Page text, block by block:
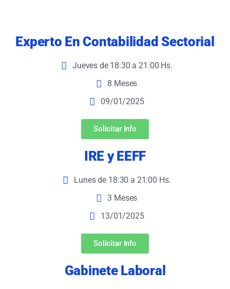
Experto En Contabilidad Sectorial
Jueves de 18:30 a 21:00 Hs.
8 Meses
09/01/2025
Solicitar Info
IRE y EEFF
Lunes de 18:30 a 21:00 Hs.
3 Meses
13/01/2025
Solicitar Info
Gabinete Laboral